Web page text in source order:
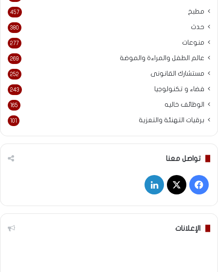
مطبخ 457
حدث 380
منوعات 277
عالم الطفل والمراءة والموضة 269
مستشارك القانونى 252
فضاء و تكنولوجيا 243
الوظائف خاليه 165
برقيات التهنئة والتعزية 101
تواصل معنا
فيسبوك
‫X لينكدإن
الإعلانات